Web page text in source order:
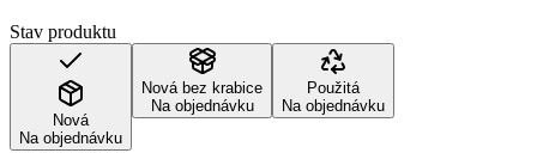
Stav produktu
Nová
Na objednávku
Nová bez krabice
Na objednávku
Použitá
Na objednávku